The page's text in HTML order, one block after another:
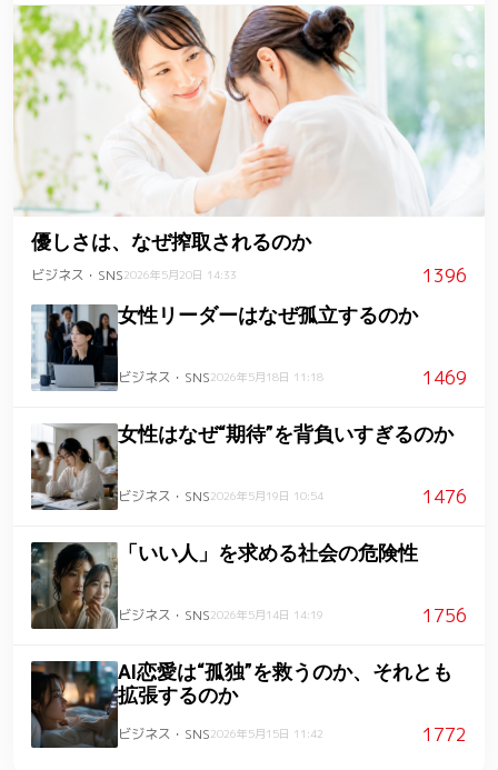
優しさは、なぜ搾取されるのか
ビジネス・SNS2026年5月20日 14:33 1396
女性リーダーはなぜ孤立するのか
ビジネス・SNS2026年5月18日 11:18 1469
女性はなぜ“期待”を背負いすぎるのか
ビジネス・SNS2026年5月19日 10:54 1476
「いい人」を求める社会の危険性
ビジネス・SNS2026年5月14日 14:19 1756
AI恋愛は“孤独”を救うのか、それとも
拡張するのか
ビジネス・SNS2026年5月15日 11:42 1772